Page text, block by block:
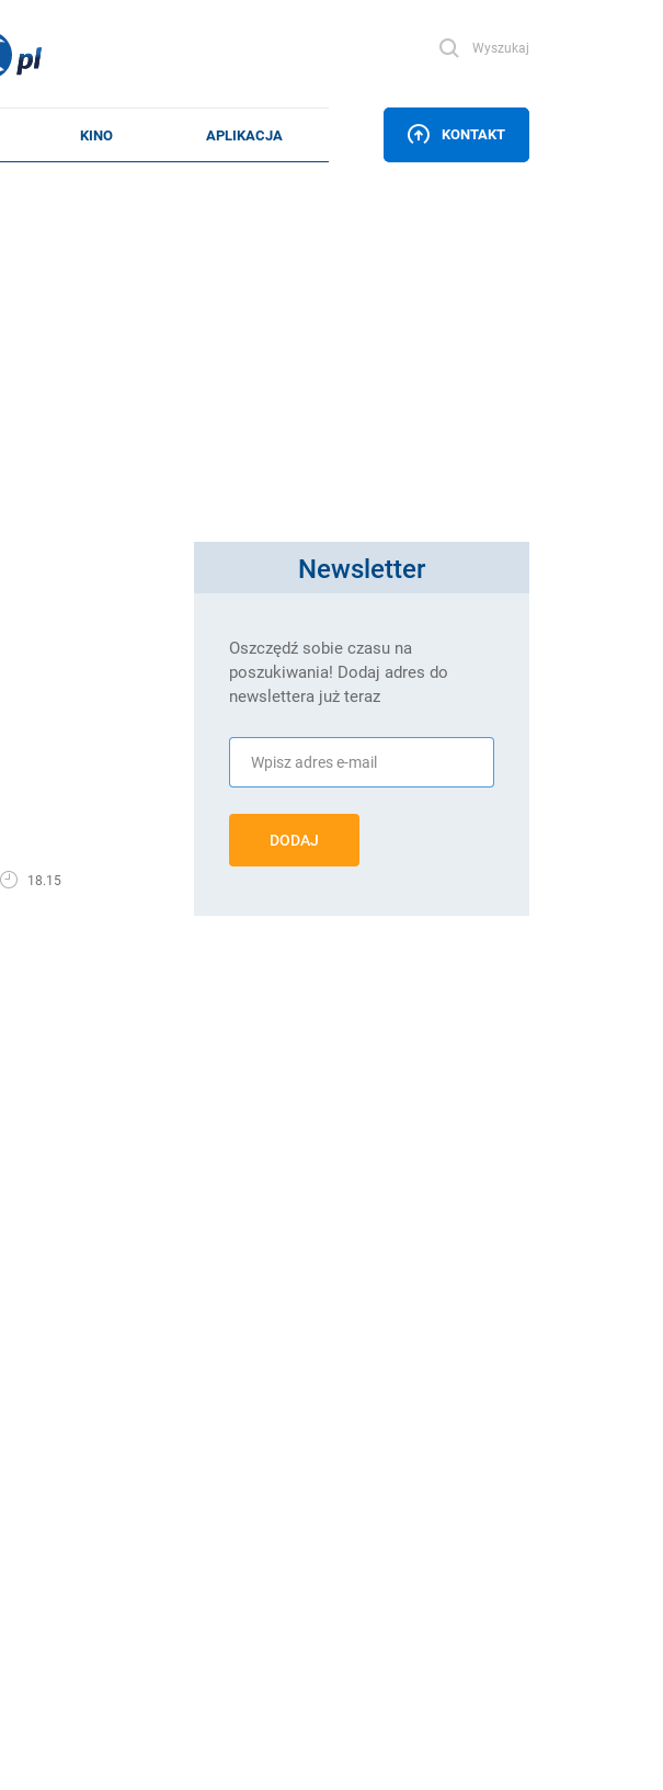
Wyszukaj
KONTAKT
18.15
Newsletter
Oszczędź sobie czasu na
poszukiwania! Dodaj adres do
newslettera już teraz
DODAJ